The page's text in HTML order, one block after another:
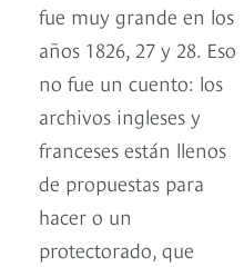
fue muy grande en los
años 1826, 27 y 28. Eso
no fue un cuento: los
archivos ingleses y
franceses están llenos
de propuestas para
hacer o un
protectorado, que